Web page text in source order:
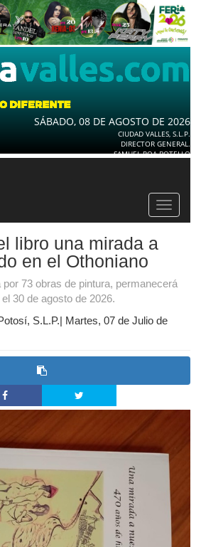
SÁBADO, 08 DE AGOSTO DE 2026
CIUDAD VALLES, S.L.P.
DIRECTOR GENERAL.
SAMUEL ROA BOTELLO
Toggle
libro una mirada a
en el Othoniano
73 obras de pintura, permanecerá
30 de agosto de 2026.
S.L.P.| Martes, 07 de Julio de